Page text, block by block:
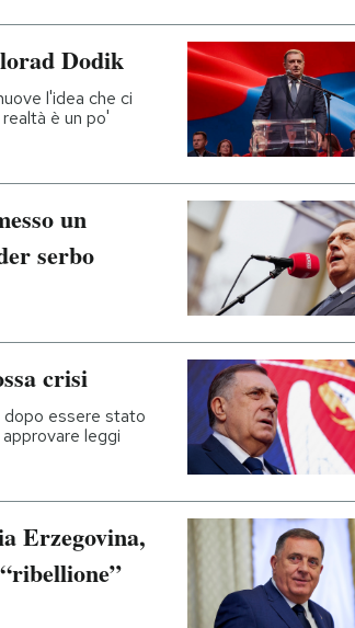
Dodik
l'idea che ci
è un po'
un
serbo
crisi
dopo essere stato
leggi
Erzegovina,